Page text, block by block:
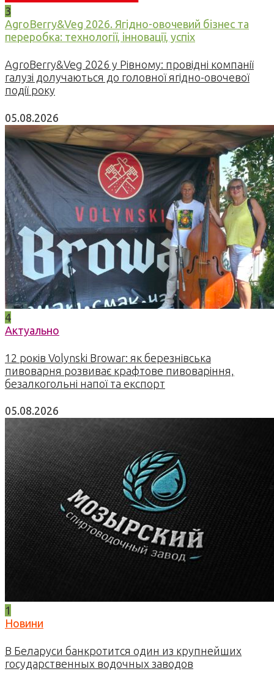
3
AgroBerry&Veg 2026. Ягідно-овочевий бізнес та
переробка: технології, інновації, успіх
AgroBerry&Veg 2026 у Рівному: провідні компанії
галузі долучаються до головної ягідно-овочевої
події року
05.08.2026
4
Актуально
12 років Volynski Browar: як березнівська
пивоварня розвиває крафтове пивоваріння,
безалкогольні напої та експорт
05.08.2026
1
Новини
В Беларуси банкротится один из крупнейших
государственных водочных заводов